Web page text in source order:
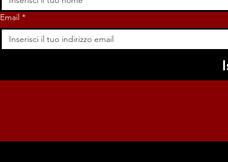
Email *